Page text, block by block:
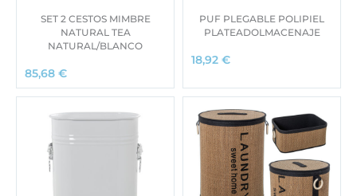
SET 2 CESTOS MIMBRE
NATURAL TEA
NATURAL/BLANCO
85,68 €
PUF PLEGABLE POLIPIEL
PLATEADOLMACENAJE
18,92 €